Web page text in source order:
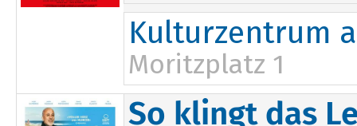
Kulturzentrum
Moritzplatz 1
18:00
So klingt das